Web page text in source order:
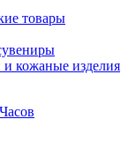
товары
кожаные изделия